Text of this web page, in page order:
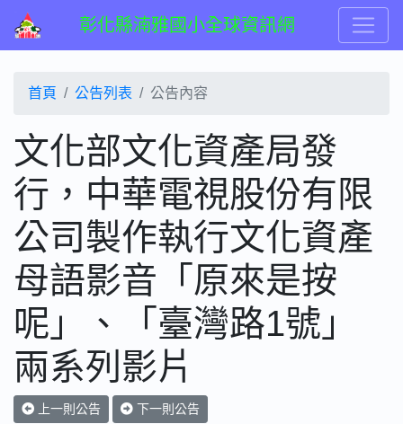
彰化縣湳雅國小全球資訊網
首頁 公告列表 公告內容
文化部文化資產局發
行，中華電視股份有限
公司製作執行文化資產
母語影音「原來是按
呢」、「臺灣路1號」
兩系列影片
上一則公告 下一則公告